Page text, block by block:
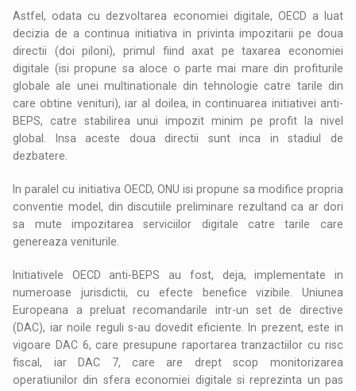
Astfel, odata cu dezvoltarea economiei digitale, OECD a luat
decizia de a continua initiativa in privinta impozitarii pe doua
directii (doi piloni), primul fiind axat pe taxarea economiei
digitale (isi propune sa aloce o parte mai mare din profiturile
globale ale unei multinationale din tehnologie catre tarile din
care obtine venituri), iar al doilea, in continuarea initiativei anti-
BEPS, catre stabilirea unui impozit minim pe profit la nivel
global. Insa aceste doua directii sunt inca in stadiul de
dezbatere.
In paralel cu initiativa OECD, ONU isi propune sa modifice propria
conventie model, din discutiile preliminare rezultand ca ar dori
sa mute impozitarea serviciilor digitale catre tarile care
genereaza veniturile.
Initiativele OECD anti-BEPS au fost, deja, implementate in
numeroase jurisdictii, cu efecte benefice vizibile. Uniunea
Europeana a preluat recomandarile intr-un set de directive
(DAC), iar noile reguli s-au dovedit eficiente. In prezent, este in
vigoare DAC 6, care presupune raportarea tranzactiilor cu risc
fiscal, iar DAC 7, care are drept scop monitorizarea
operatiunilor din sfera economiei digitale si reprezinta un pas